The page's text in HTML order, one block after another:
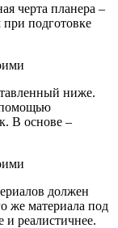
черта планера –
подготовке
ниже.
В основе –
должен
же материала под
и реалистичнее.